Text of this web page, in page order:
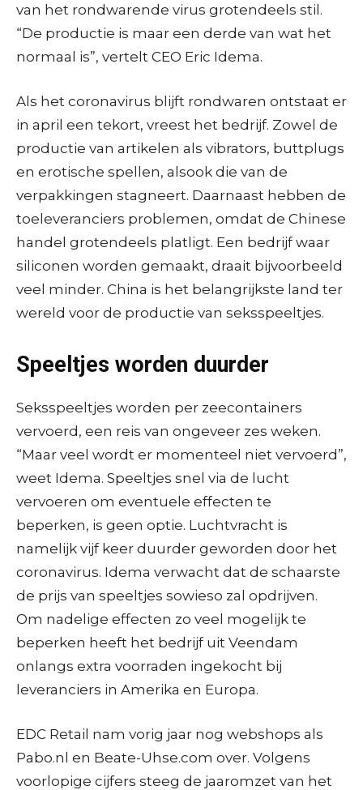
van het rondwarende virus grotendeels stil.
“De productie is maar een derde van wat het
normaal is”, vertelt CEO Eric Idema.
Als het coronavirus blijft rondwaren ontstaat er
in april een tekort, vreest het bedrijf. Zowel de
productie van artikelen als vibrators, buttplugs
en erotische spellen, alsook die van de
verpakkingen stagneert. Daarnaast hebben de
toeleveranciers problemen, omdat de Chinese
handel grotendeels platligt. Een bedrijf waar
siliconen worden gemaakt, draait bijvoorbeeld
veel minder. China is het belangrijkste land ter
wereld voor de productie van seksspeeltjes.
Speeltjes worden duurder
Seksspeeltjes worden per zeecontainers
vervoerd, een reis van ongeveer zes weken.
“Maar veel wordt er momenteel niet vervoerd”,
weet Idema. Speeltjes snel via de lucht
vervoeren om eventuele effecten te
beperken, is geen optie. Luchtvracht is
namelijk vijf keer duurder geworden door het
coronavirus. Idema verwacht dat de schaarste
de prijs van speeltjes sowieso zal opdrijven.
Om nadelige effecten zo veel mogelijk te
beperken heeft het bedrijf uit Veendam
onlangs extra voorraden ingekocht bij
leveranciers in Amerika en Europa.
EDC Retail nam vorig jaar nog webshops als
Pabo.nl en Beate-Uhse.com over. Volgens
voorlopige cijfers steeg de jaaromzet van het